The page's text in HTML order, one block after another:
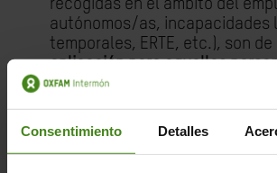
Consentimiento Detalles
recogidas en el ámbito del
autónomos/as, incapacidades
temporales, ERTE, etc.), son de
aplicación para aquellas
tengan dificultades en el
contratos de alquiler de